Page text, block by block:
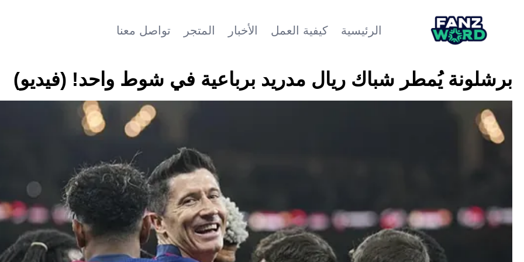
الرئيسية كيفية العمل الأخبار المتجر تواصل معنا
برشلونة يُمطر شباك ريال مدريد برباعية في شوط واحد! (فيديو)